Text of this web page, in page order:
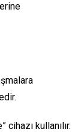
kullanılır.